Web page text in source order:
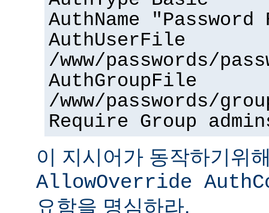
AuthName
AuthUserFile
/www/passwords/
AuthGroupFile
/www/passwords/
Require Group
이 지시어가 동작하기위
AllowOverride
요함을 명심하라.